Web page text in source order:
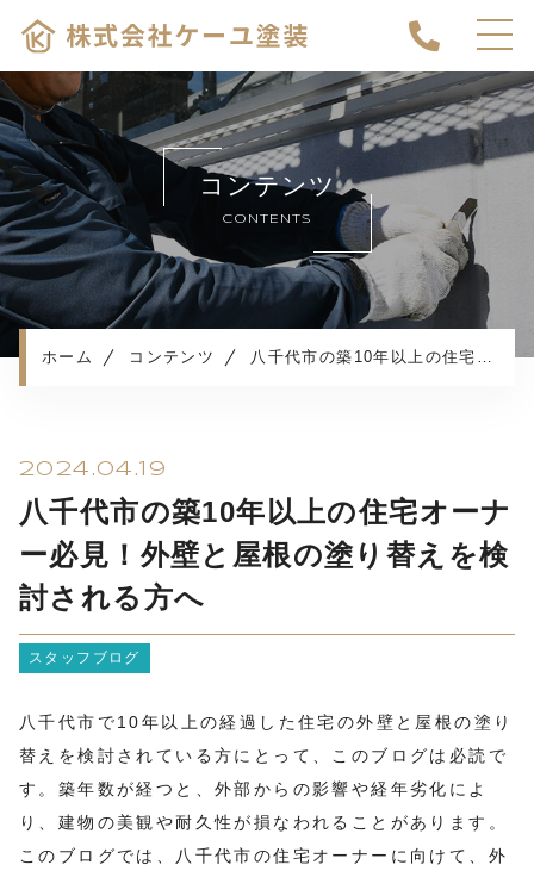
ホーム
お家の塗り替えを検討中の方へ
キャンペーン
塗装メニュー
施工実績
施工の流れ
コンテンツ
CONTENTS
ホーム コンテンツ 八千代市の築10年以上の住宅オーナー必見！外壁と屋根の塗り替えを検討される方へ
2024.04.19
八千代市の築10年以上の住宅オーナ
ー必見！外壁と屋根の塗り替えを検
討される方へ
スタッフブログ
八千代市で10年以上の経過した住宅の外壁と屋根の塗り
替えを検討されている方にとって、このブログは必読で
す。築年数が経つと、外部からの影響や経年劣化によ
り、建物の美観や耐久性が損なわれることがあります。
このブログでは、八千代市の住宅オーナーに向けて、外